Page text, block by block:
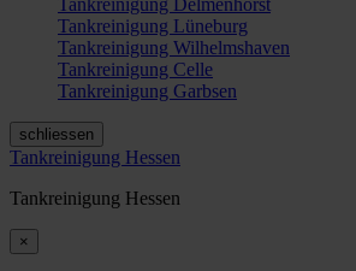
Tankreinigung Lüneburg
Tankreinigung Wilhelmshaven
Tankreinigung Celle
Tankreinigung Garbsen
schliessen
Tankreinigung Hessen
Tankreinigung Hessen
×